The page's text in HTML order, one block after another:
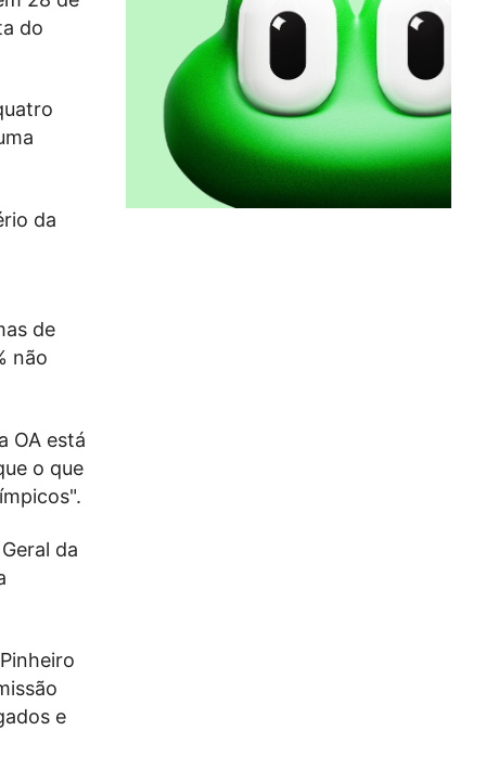
do
da
de
não
OA está
o que
da
e